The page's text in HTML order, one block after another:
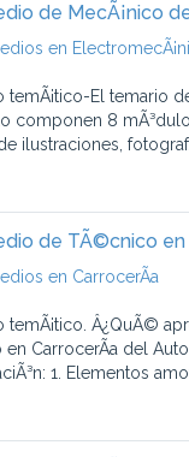
de MecÃ¡nico
en
temÃ¡tico-El temario
componen 8
ilustraciones,
de TÃ©cnico en
en CarrocerÃ­a
temÃ¡tico. Â¿QuÃ©
CarrocerÃ­a del
1. Elementos